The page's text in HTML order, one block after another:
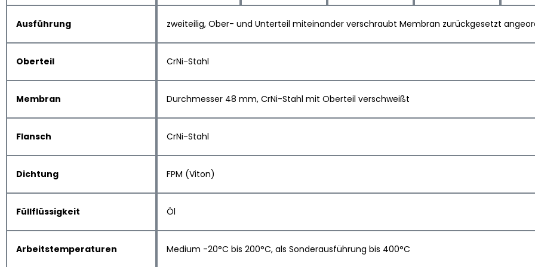
Ausführung zweiteilig, Ober- und Unterteil miteinander verschraubt Membran zurückgesetzt
Oberteil CrNi-Stahl
Membran Durchmesser 48 mm, CrNi-Stahl mit Oberteil verschweißt
Flansch CrNi-Stahl
Dichtung FPM (Viton)
Füllflüssigkeit Öl
Arbeitstemperaturen Medium -20°C bis 200°C, als Sonderausführung bis 400°C